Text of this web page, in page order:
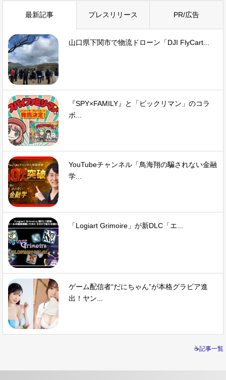
最新記事 プレスリリース PR/広告
山口県下関市で物流ドローン「DJI FlyCart...
『SPY×FAMILY』と「ビックリマン」のコラ
ボ...
YouTubeチャンネル「鳥海翔の騙されない金融
学...
「Logiart Grimoire」が新DLC「エ...
ゲーム配信者“だにちゃん”が本格グラビア進
出！ヤン...
☕記事一覧